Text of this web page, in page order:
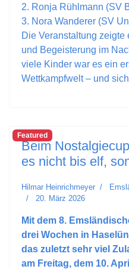
2. Ronja Rühlmann (SV
3. Nora Wanderer (SV
Die Veranstaltung zeigte
und Begeisterung im
viele Kinder war es ein
Wettkampfwelt – und
Featured
Beim
es nicht bis elf,
Hilmar Heinrichmeyer
20. März 2026
Mit dem 8.
drei Wochen in
das zuletzt sehr viel
am Freitag, dem 10.